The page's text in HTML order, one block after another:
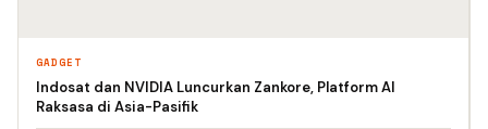
GADGET
Indosat dan NVIDIA Luncurkan Zankore, Platform AI
Raksasa di Asia-Pasifik